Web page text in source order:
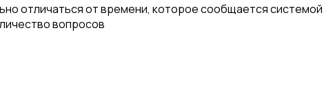
отличаться от времени, которое сообщается
вопросов